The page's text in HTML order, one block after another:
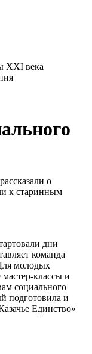
XXI века
о
к старинным
дни
команда
молодых
классы и
социального
подготовила и
Единство»